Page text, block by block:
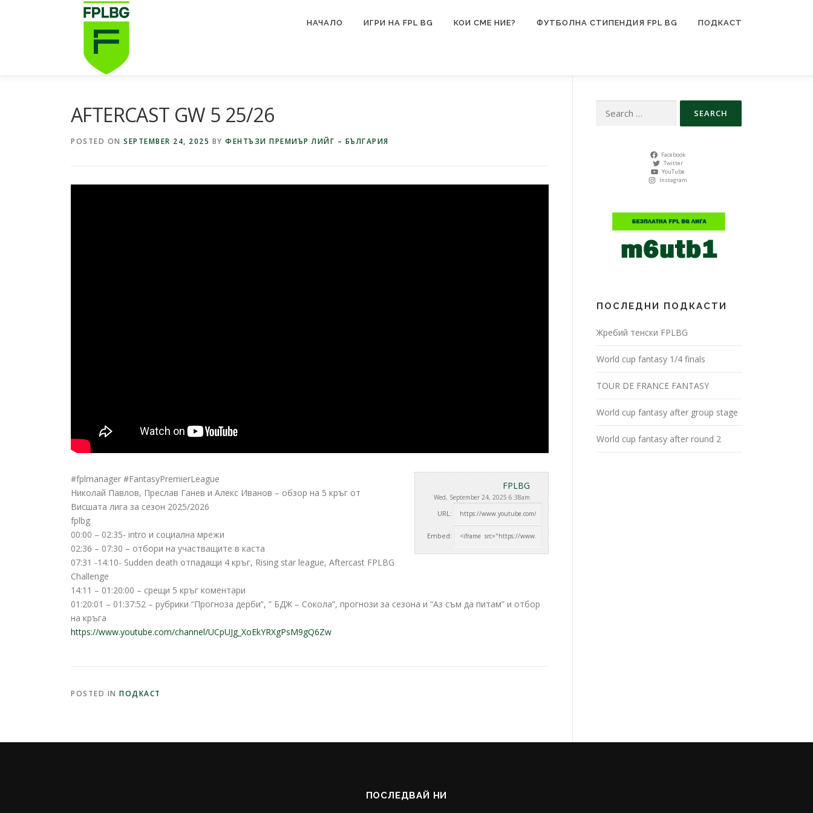
НАЧАЛО ИГРИ НА FPL BG КОИ СМЕ НИЕ? ФУТБОЛНА СТИПЕНДИЯ FPL BG ПОДКАСТ
AFTERCAST GW 5 25/26
POSTED ON SEPTEMBER 24, 2025 BY ФЕНТЪЗИ ПРЕМИЪР ЛИЙГ – БЪЛГАРИЯ
FPLBG
Wed, September 24, 2025 6:38am
URL:
Embed:
#fplmanager #FantasyPremierLeague
Николай Павлов, Преслав Ганев и Алекс Иванов – обзор на 5 кръг от
Висшата лига за сезон 2025/2026
fplbg
00:00 – 02:35- intro и социална мрежи
02:36 – 07:30 – отбори на участващите в каста
07:31 -14:10- Sudden death отпадащи 4 кръг, Rising star league, Aftercast FPLBG
Challenge
14:11 – 01:20:00 – срещи 5 кръг коментари
01:20:01 – 01:37:52 – рубрики “Прогноза дерби”, ” БДЖ – Сокола”, прогнози за сезона и “Аз съм да питам” и отбор
на кръга
https://www.youtube.com/channel/UCpUJg_XoEkYRXgPsM9gQ6Zw
POSTED IN ПОДКАСТ
for:
Facebook
Twitter
YouTube
Instagram
ПОСЛЕДНИ ПОДКАСТИ
Жребий тенски FPLBG
World cup fantasy 1/4 finals
TOUR DE FRANCE FANTASY
World cup fantasy after group stage
World cup fantasy after round 2
ПОСЛЕДВАЙ НИ